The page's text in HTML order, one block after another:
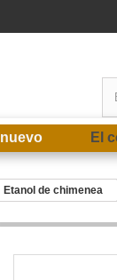
nuevo El
Etanol de chimenea